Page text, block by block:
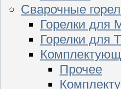
Сварочные
Горелки для
Горелки для
Прочее